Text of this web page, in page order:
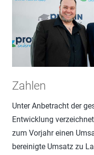
Zahlen
Unter Anbetracht der
Entwicklung
zum Vorjahr einen
bereinigte Umsatz zu